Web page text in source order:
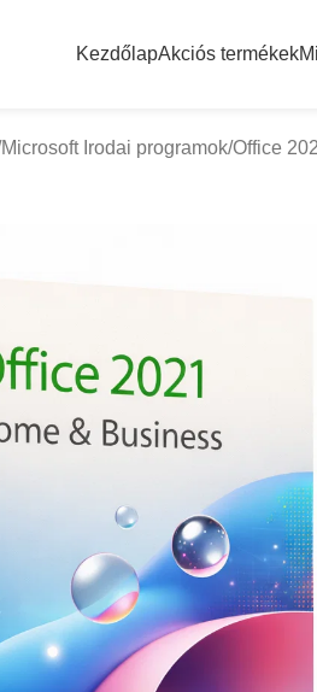
KezdőlapAkciós termékek
Microsoft Irodai programok Office